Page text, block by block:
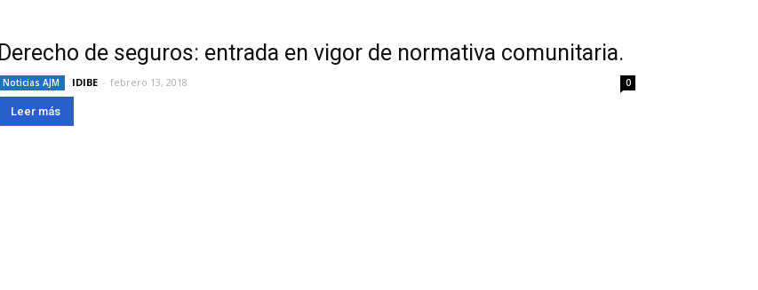
Derecho de seguros: entrada en vigor de normativa comunitaria.
Noticias AJM IDIBE - febrero 13, 2018 0
Leer más